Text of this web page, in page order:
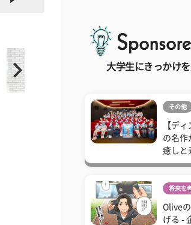
大学生にきっかけ
その他
【デ
の名作
癒しと
将来を
Olive
げる -